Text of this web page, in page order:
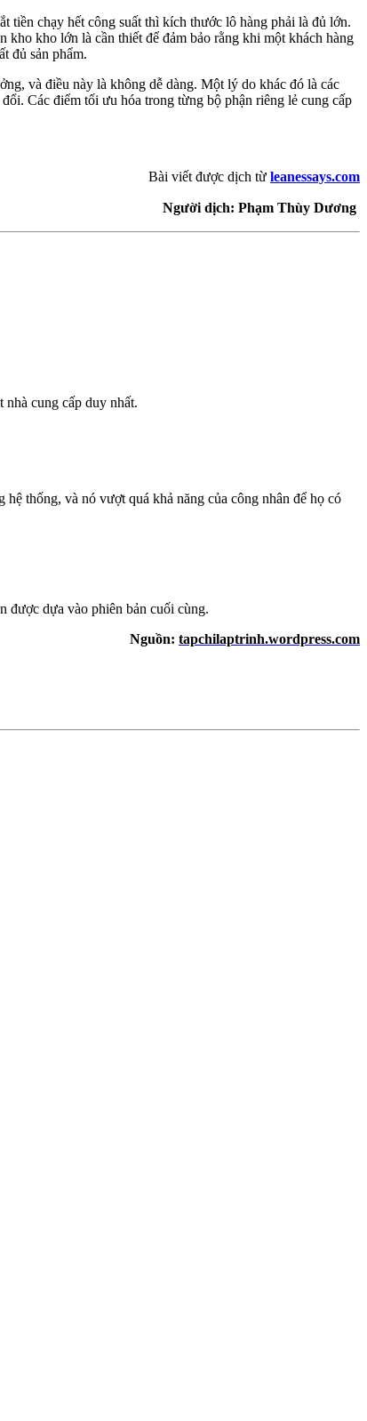
tiền chạy hết công suất thì kích thước lô hàng phải là đủ lớn.
kho lớn là cần thiết để đảm bảo rằng khi một khách hàng
đủ sản phẩm.
và điều này là không dễ dàng. Một lý do khác đó là các
Các điểm tối ưu hóa trong từng bộ phận riêng lẻ cung cấp
Bài viết được dịch từ leanessays.com
Người dịch: Phạm Thùy Dương
cung cấp duy nhất.
thống, và nó vượt quá khả năng của công nhân để họ có
được dựa vào phiên bản cuối cùng.
Nguồn: tapchilaptrinh.wordpress.com